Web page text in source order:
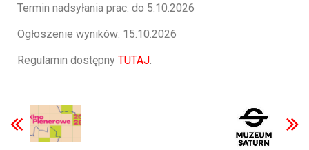
Termin nadsyłania prac: do 5.10.2026
Ogłoszenie wyników: 15.10.2026
Regulamin dostępny TUTAJ